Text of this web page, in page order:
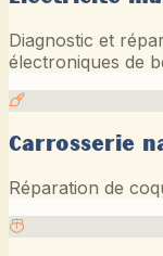
Diagnostic et
électroniques de
Carrosserie
Réparation de